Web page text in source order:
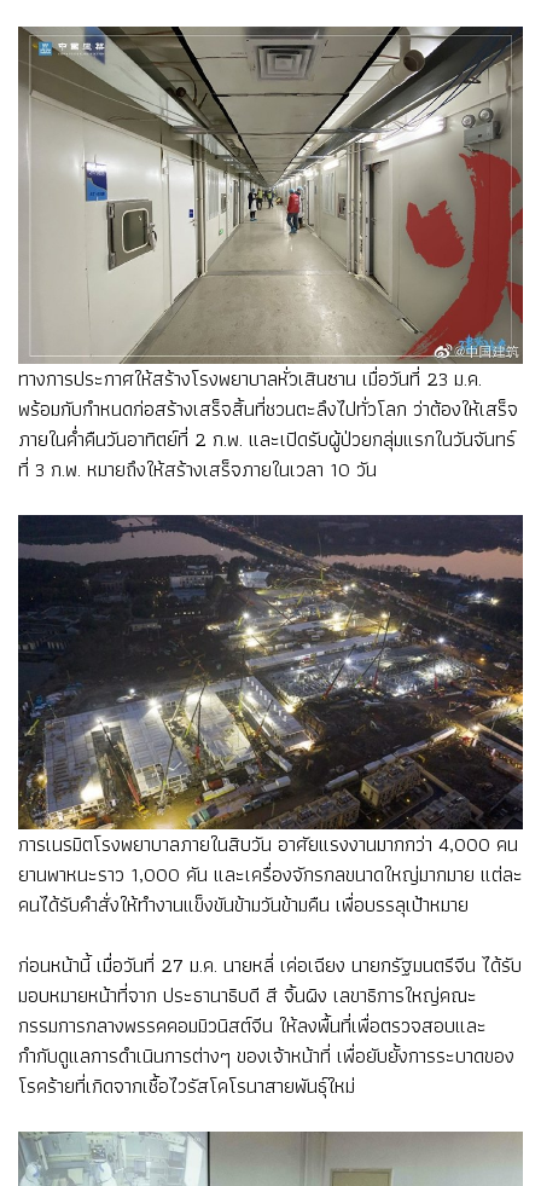
ทางการประกาศให้สร้างโรงพยาบาลหั่วเสินซาน เมื่อวันที่ 23 ม.ค.
พร้อมกับกำหนดก่อสร้างเสร็จสิ้นที่ชวนตะลึงไปทั่วโลก ว่าต้องให้เสร็จ
ภายในค่ำคืนวันอาทิตย์ที่ 2 ก.พ. และเปิดรับผู้ป่วยกลุ่มแรกในวันจันทร์
ที่ 3 ก.พ. หมายถึงให้สร้างเสร็จภายในเวลา 10 วัน
การเนรมิตโรงพยาบาลภายในสิบวัน อาศัยแรงงานมากกว่า 4,000 คน
ยานพาหนะราว 1,000 คัน และเครื่องจักรกลขนาดใหญ่มากมาย แต่ละ
คนได้รับคำสั่งให้ทำงานแข็งขันข้ามวันข้ามคืน เพื่อบรรลุเป้าหมาย
ก่อนหน้านี้ เมื่อวันที่ 27 ม.ค. นายหลี่ เค่อเฉียง นายกรัฐมนตรีจีน ได้รับ
มอบหมายหน้าที่จาก ประธานาธิบดี สี จิ้นผิง เลขาธิการใหญ่คณะ
กรรมการกลางพรรคคอมมิวนิสต์จีน ให้ลงพื้นที่เพื่อตรวจสอบและ
กำกับดูแลการดำเนินการต่างๆ ของเจ้าหน้าที่ เพื่อยับยั้งการระบาดของ
โรคร้ายที่เกิดจากเชื้อไวรัสโคโรนาสายพันธุ์ใหม่